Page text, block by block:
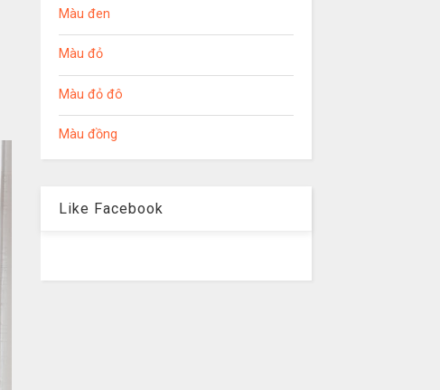
Màu đen
Màu đỏ
Màu đỏ đô
Màu đồng
Like Facebook